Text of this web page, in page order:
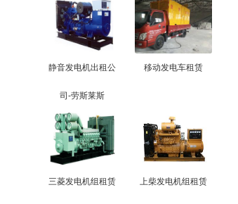
静音发电机出租公
司-劳斯莱斯
移动发电车租赁
三菱发电机组租赁 上柴发电机组租赁